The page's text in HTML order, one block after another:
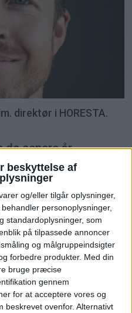
beskyttelse af
og/eller tilgår oplysninger,
personoplysninger,
standardoplysninger, som
på tilpassede annoncer
og målgruppeindsigter
forbedre produkter. Med din
bruge præcise
gennem
for at acceptere vores og
beskrevet ovenfor. Alternativt
direktør i HORESTA.
de senere år
og nye koncepter.
til at gribe den
Jeppe Møller-
tæt